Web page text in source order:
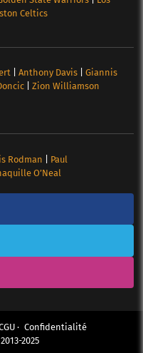
Celtics
| Anthony Davis| Giannis
| Zion Williamson
Rodman
Paul
O’Neal
Confidentialité
2025